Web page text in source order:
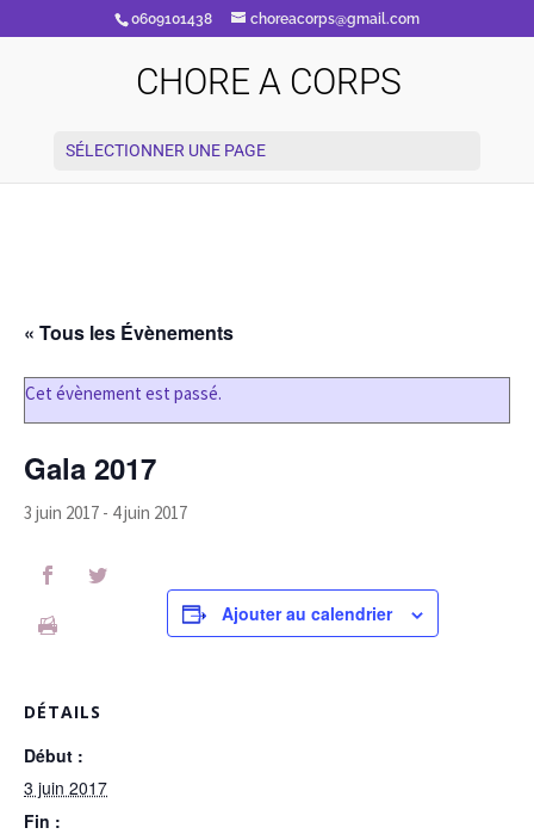
0609101438 choreacorps@gmail.com
CHORE A CORPS
SÉLECTIONNER UNE PAGE
« Tous les Évènements
Cet évènement est passé.
Gala 2017
3 juin 2017 - 4 juin 2017
Ajouter au calendrier
DÉTAILS
Début :
3 juin 2017
Fin :